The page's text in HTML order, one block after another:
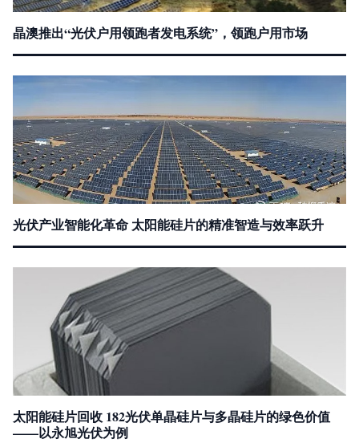
晶澳推出“光伏户用领跑者发电系统”，领跑户用市场
光伏产业智能化革命 太阳能硅片的精准智造与效率跃升
太阳能硅片回收 182光伏单晶硅片与多晶硅片的绿色价值
——以永旭光伏为例